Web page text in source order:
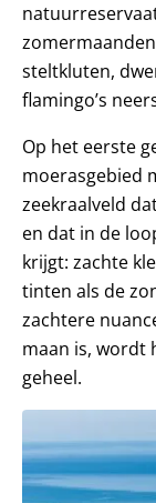
steltkluten,
flamingo’s
Op het eerste
moerasgebied
zeekraalveld
en dat in de
krijgt: zachte
tinten als de
zachtere
maan is, wordt
geheel.